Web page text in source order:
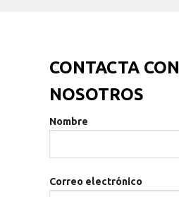
CONTACTA CON
NOSOTROS
Nombre
Correo electrónico